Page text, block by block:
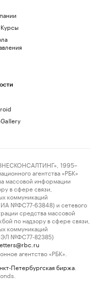
1995–
агентства «РБК»
массовой информации
в сфере связи,
коммуникаций
ИА №ФС77-63848) и сетевого
средства массовой
по надзору в сфере связи,
коммуникаций
ЭЛ №ФС77-82385)
агентство «РБК».
Петербургская биржа